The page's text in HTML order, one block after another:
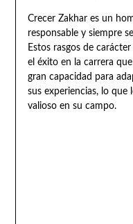
Crecer Zakhar es un
responsable y siempre
Estos rasgos de
el éxito en la carrera
gran capacidad para
sus experiencias, lo que
valioso en su campo.